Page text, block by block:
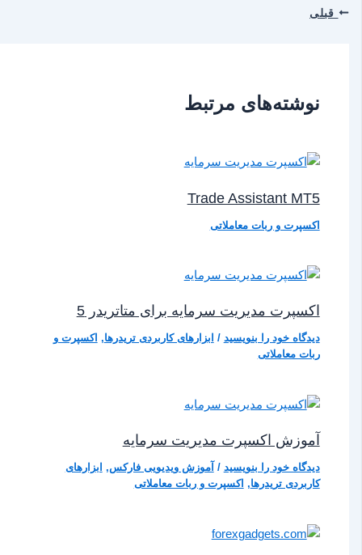
قبلی
نوشته‌های مرتبط
Trade Assistant MT5
اکسپرت و ربات معاملاتی
اکسپرت مدیریت سرمایه برای متاتریدر 5
دیدگاه‌ خود را بنویسید /ابزارهای کاربردی تریدرها,اکسپرت و
ربات معاملاتی
آموزش اکسپرت مدیریت سرمایه
دیدگاه‌ خود را بنویسید /آموزش ویدیویی فارکس,ابزارهای
کاربردی تریدرها,اکسپرت و ربات معاملاتی